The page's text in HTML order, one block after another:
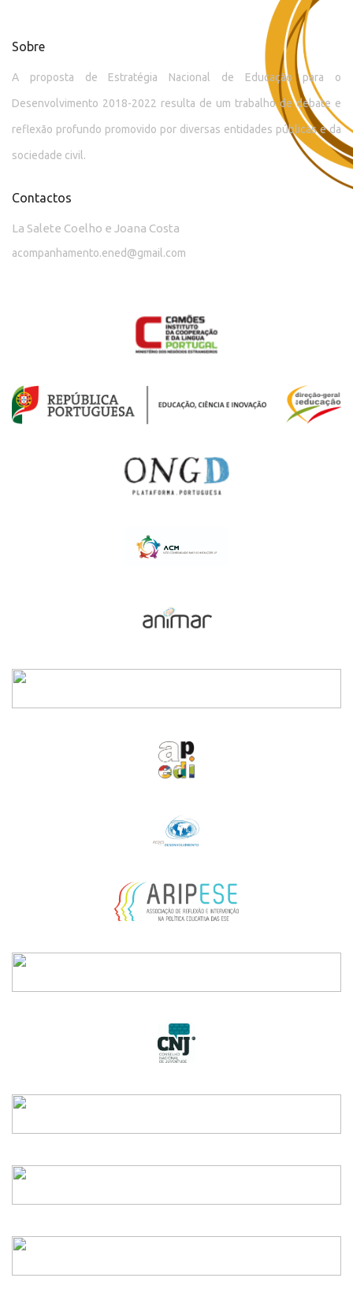
Sobre
A proposta de Estratégia Nacional de Educação para o
Desenvolvimento 2018-2022 resulta de um trabalho de debate e
reflexão profundo promovido por diversas entidades públicas e da
sociedade civil.
Contactos
La Salete Coelho e Joana Costa
acompanhamento.ened@gmail.com